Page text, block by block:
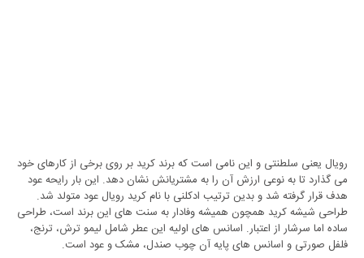
رویال یعنی سلطنتی و این نامی است که برند کرید بر روی برخی از کارهای خود
می‌ گذارد تا به نوعی ارزش آن را به مشتریانش نشان دهد. این بار رایحه عود
هدف قرار گرفته شد و بدین ترتیب ادکلنی با نام کرید رویال عود متولد شد.
طراحی شیشه کرید همچون همیشه وفادار به سنت ‌های این برند است، طراحی
ساده اما سرشار از اعتبار. اسانس های اولیه این عطر شامل لیمو ترش، ترنج،
فلفل صورتی و اسانس های پایه آن چوب صندل، مشک و عود است.